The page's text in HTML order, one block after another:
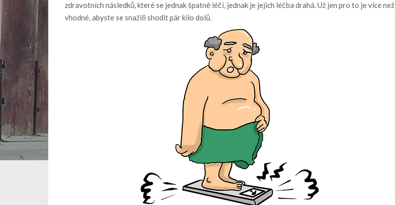
zdravotních následků, které se jednak špatně léčí, jednak je jejich léčba drahá. Už jen pro to je více než
vhodné, abyste se snažili shodit pár kilo dolů.